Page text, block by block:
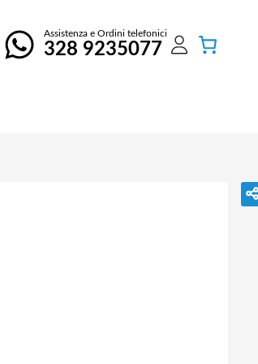
Assistenza e Ordini telefonici
328 9235077